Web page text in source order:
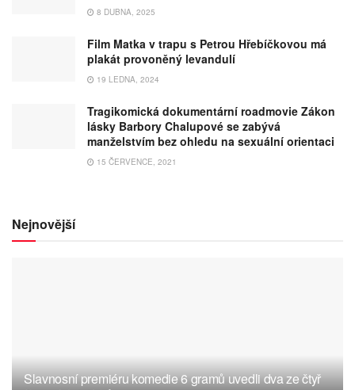
8 DUBNA, 2025
Film Matka v trapu s Petrou Hřebíčkovou má
plakát provoněný levandulí
19 LEDNA, 2024
Tragikomická dokumentární roadmovie Zákon
lásky Barbory Chalupové se zabývá
manželstvím bez ohledu na sexuální orientaci
15 ČERVENCE, 2021
Nejnovější
Slavnosní premiéru komedie 6 gramů uvedli dva ze čtyř